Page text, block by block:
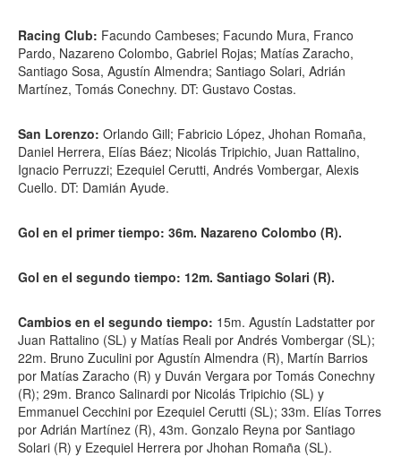
Racing Club: Facundo Cambeses; Facundo Mura, Franco
Pardo, Nazareno Colombo, Gabriel Rojas; Matías Zaracho,
Santiago Sosa, Agustín Almendra; Santiago Solari, Adrián
Martínez, Tomás Conechny. DT: Gustavo Costas.
San Lorenzo: Orlando Gill; Fabricio López, Jhohan Romaña,
Daniel Herrera, Elías Báez; Nicolás Tripichio, Juan Rattalino,
Ignacio Perruzzi; Ezequiel Cerutti, Andrés Vombergar, Alexis
Cuello. DT: Damián Ayude.
Gol en el primer tiempo: 36m. Nazareno Colombo (R).
Gol en el segundo tiempo: 12m. Santiago Solari (R).
Cambios en el segundo tiempo: 15m. Agustín Ladstatter por
Juan Rattalino (SL) y Matías Reali por Andrés Vombergar (SL);
22m. Bruno Zuculini por Agustín Almendra (R), Martín Barrios
por Matías Zaracho (R) y Duván Vergara por Tomás Conechny
(R); 29m. Branco Salinardi por Nicolás Tripichio (SL) y
Emmanuel Cecchini por Ezequiel Cerutti (SL); 33m. Elías Torres
por Adrián Martínez (R), 43m. Gonzalo Reyna por Santiago
Solari (R) y Ezequiel Herrera por Jhohan Romaña (SL).